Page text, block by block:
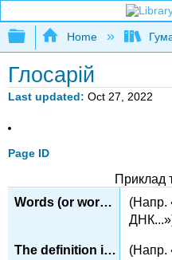
Expand/collapse
Home
Глосарій
Last updated Oct 27, 2022
Page ID
Приклад
(Напр.
(Напр.